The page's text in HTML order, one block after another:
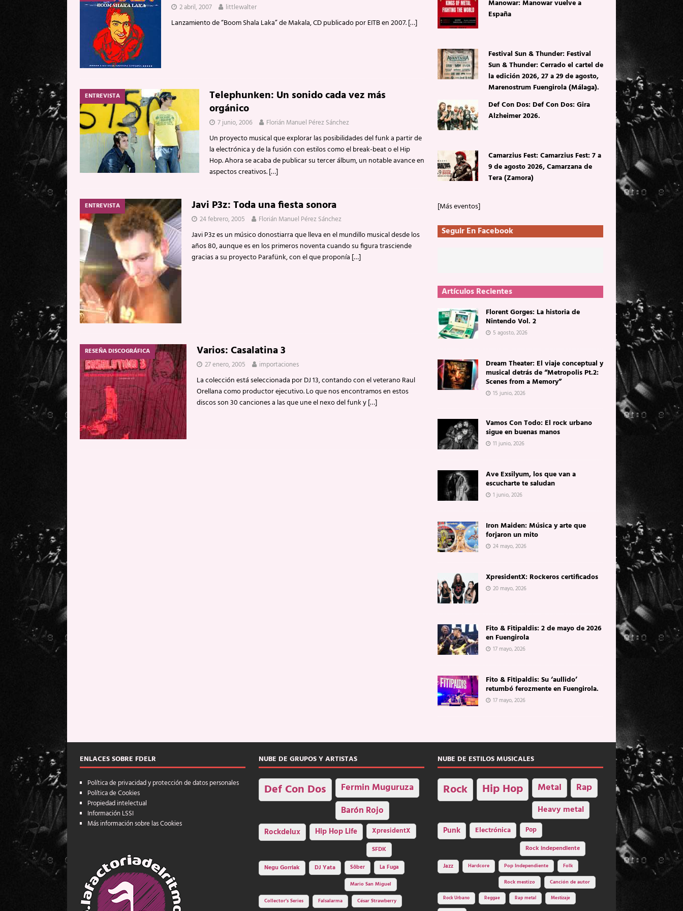
2 abril, 2007 littlewalter
Lanzamiento de “Boom Shala Laka” de Makala, CD publicado por EITB en 2007.[…]
ENTREVISTA
Telephunken: Un sonido cada vez más
orgánico
7 junio, 2006 Florián Manuel Pérez Sánchez
Un proyecto musical que explorar las posibilidades del funk a partir de
la electrónica y de la fusión con estilos como el break-beat o el Hip
Hop. Ahora se acaba de publicar su tercer álbum, un notable avance en
aspectos creativos.[…]
ENTREVISTA Javi P3z: Toda una fiesta sonora
24 febrero, 2005 Florián Manuel Pérez Sánchez
Javi P3z es un músico donostiarra que lleva en el mundillo musical desde los
años 80, aunque es en los primeros noventa cuando su figura trasciende
gracias a su proyecto Parafünk, con el que proponía […]
RESEÑA DISCOGRÁFICA Varios: Casalatina 3
27 enero, 2005 importaciones
La colección está seleccionada por DJ 13, contando con el veterano Raul
Orellana como productor ejecutivo. Lo que nos encontramos en estos
discos son 30 canciones a las que une el nexo del funk y[…]
Manowar: Manowar vuelve a
España
Festival Sun & Thunder: Festival
Sun & Thunder: Cerrado el cartel de
la edición 2026, 27 a 29 de agosto,
Marenostrum Fuengirola (Málaga).
Def Con Dos: Def Con Dos: Gira
Alzheimer 2026.
Camarzius Fest: Camarzius Fest: 7 a
9 de agosto 2026, Camarzana de
Tera (Zamora)
[Más eventos]
Seguir En Facebook
Artículos Recientes
Florent Gorges: La historia de
Nintendo Vol. 2
5 agosto, 2026
Dream Theater: El viaje conceptual y
musical detrás de “Metropolis Pt.2:
Scenes from a Memory”
15 junio, 2026
Vamos Con Todo: El rock urbano
sigue en buenas manos
11 junio, 2026
Ave Exsilyum, los que van a
escucharte te saludan
1 junio, 2026
Iron Maiden: Música y arte que
forjaron un mito
24 mayo, 2026
XpresidentX: Rockeros certificados
20 mayo, 2026
Fito & Fitipaldis: 2 de mayo de 2026
en Fuengirola
17 mayo, 2026
Fito & Fitipaldis: Su ‘aullido’
retumbó ferozmente en Fuengirola.
17 mayo, 2026
ENLACES SOBRE FDELR
Política de privacidad y protección de datos personales
Política de Cookies
Propiedad intelectual
Información LSSI
Más información sobre las Cookies
NUBE DE GRUPOS Y ARTISTAS
Def Con Dos Fermin Muguruza
Barón Rojo
Rockdelux Hip Hop Life
XpresidentX
SFDK
Negu Gorriak
DJ Yata Sôber
La Fuga
Mario San Miguel
Collector's Series
Falsalarma César Strawberry
NUBE DE ESTILOS MUSICALES
Rock Hip Hop Metal Rap
Heavy metal
Punk Electrónica
Pop
Rock independiente
Jazz Hardcore Pop Independiente Folk
Rock mestizo Canción de autor
Rock Urbano Reggae Rap metal Mestizaje